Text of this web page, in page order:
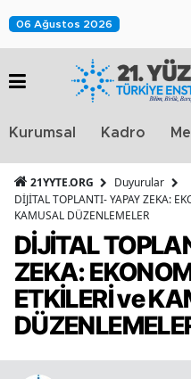
06 Ağustos 2026
Kurumsal Kadro
21YYTE.ORG
Duyurular
DİJİTAL TOPLANTI- YAPAY ZEKA:
KAMUSAL DÜZENLEMELER
DİJİTAL
ZEKA:
ETKİLERİ ve